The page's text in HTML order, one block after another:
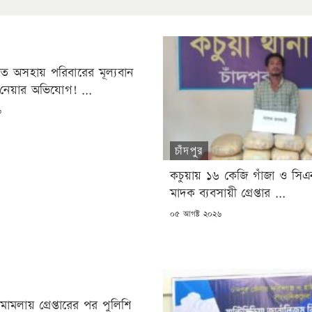
অসহায় পরিবারের মূল্যবান
অভিযোগ! ...
চাঁদপুর
কচুয়ায় ১৬ কেজি গাঁজা ও
মাদক ব্যবসায়ী গ্রেপ্তার ...
POSTED
০৫ আগষ্ট ২০২৬
মামলায় গ্রেপ্তারের পর পুলিশি